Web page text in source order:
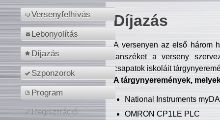
Versenyfelhívás
Lebonyolítás
Díjazás
Szponzorok
Program
Regisztráció
Díjazás
A versenyen az első három
tanszéket a verseny
csapatok iskoláit
A tárgynyeremények,
National Instruments
OMRON CP1LE PLC